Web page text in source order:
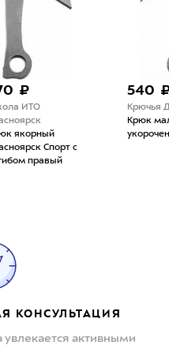
₽
ИТО
якорный
Спорт с
правый
540
Крючья
Крюк
КОНСУЛЬТАЦИЯ
активными